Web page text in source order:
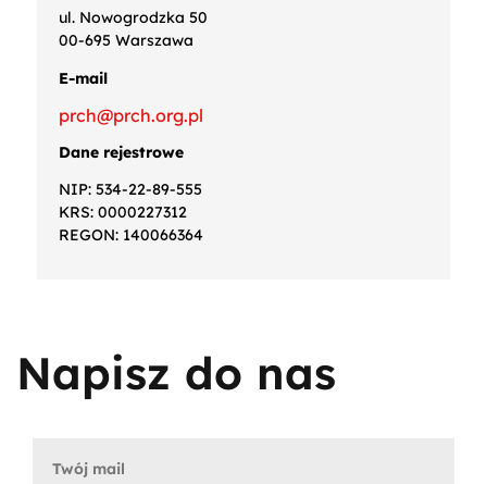
ul. Nowogrodzka 50
00-695 Warszawa
E-mail
prch@prch.org.pl
Dane rejestrowe
NIP: 534-22-89-555
KRS: 0000227312
REGON: 140066364
Napisz do nas